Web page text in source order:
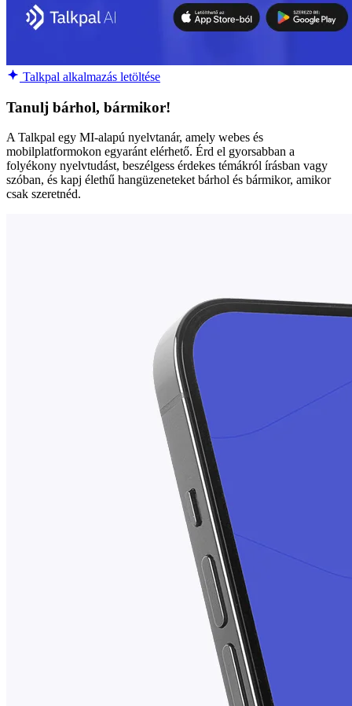
Talkpal alkalmazás letöltése
Tanulj bárhol, bármikor!
A Talkpal egy MI-alapú nyelvtanár, amely webes és
mobilplatformokon egyaránt elérhető. Érd el gyorsabban a
folyékony nyelvtudást, beszélgess érdekes témákról írásban vagy
szóban, és kapj élethű hangüzeneteket bárhol és bármikor, amikor
csak szeretnéd.